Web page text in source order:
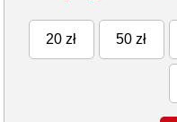
20 zł 50 zł